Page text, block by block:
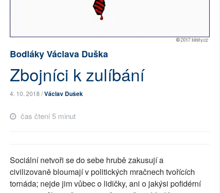
SOCIÁLNÍ SÍTĚ
RUBRIKY
PLNÁ VERZE STRÁNEK
Bodláky Václava Duška
Zbojníci k zulíbání
4. 10. 2018 /Václav Dušek
čas čtení 5 minut
Sociální netvoři se do sebe hrubě zakusují a
civilizovaně bloumají v politických mračnech tvořících
tornáda; nejde jim vůbec o lidičky, ani o jakýsi pofidérní